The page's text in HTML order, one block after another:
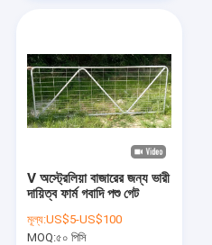
V অস্ট্রেলিয়া বাজারের জন্য ভারী
দায়িত্ব ফার্ম গবাদি পশু গেট
মূল্য:US$5-US$100
MOQ:৫০ পিসি